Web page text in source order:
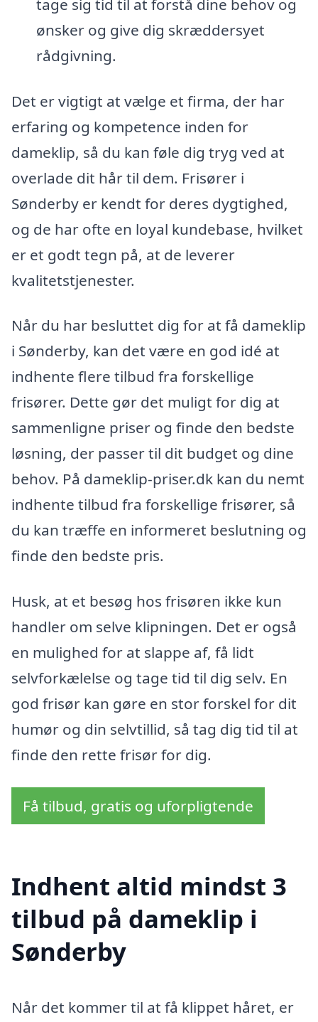
tage sig tid til at forstå dine behov og
ønsker og give dig skræddersyet
rådgivning.
Det er vigtigt at vælge et firma, der har
erfaring og kompetence inden for
dameklip, så du kan føle dig tryg ved at
overlade dit hår til dem. Frisører i
Sønderby er kendt for deres dygtighed,
og de har ofte en loyal kundebase, hvilket
er et godt tegn på, at de leverer
kvalitetstjenester.
Når du har besluttet dig for at få dameklip
i Sønderby, kan det være en god idé at
indhente flere tilbud fra forskellige
frisører. Dette gør det muligt for dig at
sammenligne priser og finde den bedste
løsning, der passer til dit budget og dine
behov. På dameklip-priser.dk kan du nemt
indhente tilbud fra forskellige frisører, så
du kan træffe en informeret beslutning og
finde den bedste pris.
Husk, at et besøg hos frisøren ikke kun
handler om selve klipningen. Det er også
en mulighed for at slappe af, få lidt
selvforkælelse og tage tid til dig selv. En
god frisør kan gøre en stor forskel for dit
humør og din selvtillid, så tag dig tid til at
finde den rette frisør for dig.
Få tilbud, gratis og uforpligtende
Indhent altid mindst 3
tilbud på dameklip i
Sønderby
Når det kommer til at få klippet håret, er